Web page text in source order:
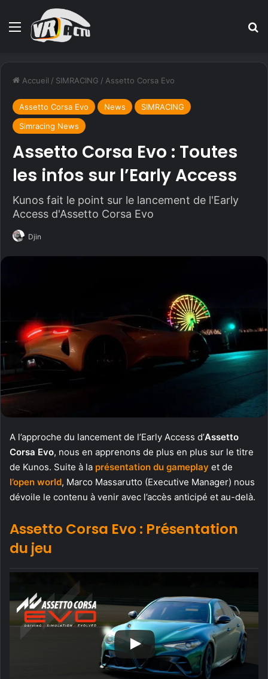
Menu
Accueil / SIMRACING / Assetto Corsa Evo
Assetto Corsa Evo News
SIMRACING
Simracing News
Assetto Corsa Evo : Toutes
les infos sur l’Early Access
Kunos fait le point sur le lancement de l'Early
Access d'Assetto Corsa Evo
Djin
A l’approche du lancement de l’Early Access d’Assetto
Corsa Evo, nous en apprenons de plus en plus sur le titre
de Kunos. Suite à la présentation du gameplay et de
l’open world, Marco Massarutto (Executive Manager) nous
dévoile le contenu à venir avec l’accès anticipé et au-delà.
Assetto Corsa Evo : Présentation
du jeu